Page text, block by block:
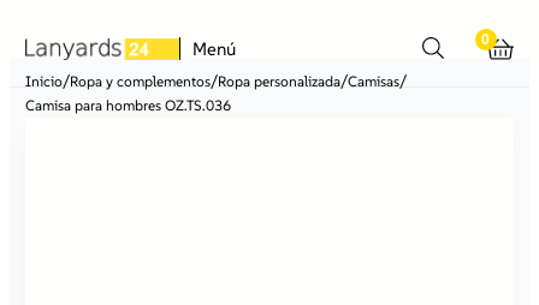
Menú 0
Inicio/Ropa y complementos/Ropa personalizada/Camisas/
Camisa para hombres OZ.TS.036